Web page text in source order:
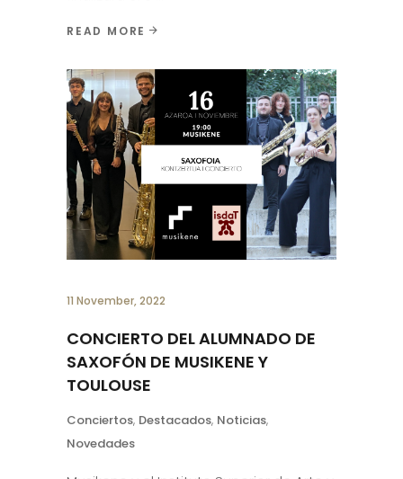
READ MORE
11 November, 2022
CONCIERTO DEL ALUMNADO DE
SAXOFÓN DE MUSIKENE Y
TOULOUSE
Conciertos, Destacados, Noticias,
Novedades